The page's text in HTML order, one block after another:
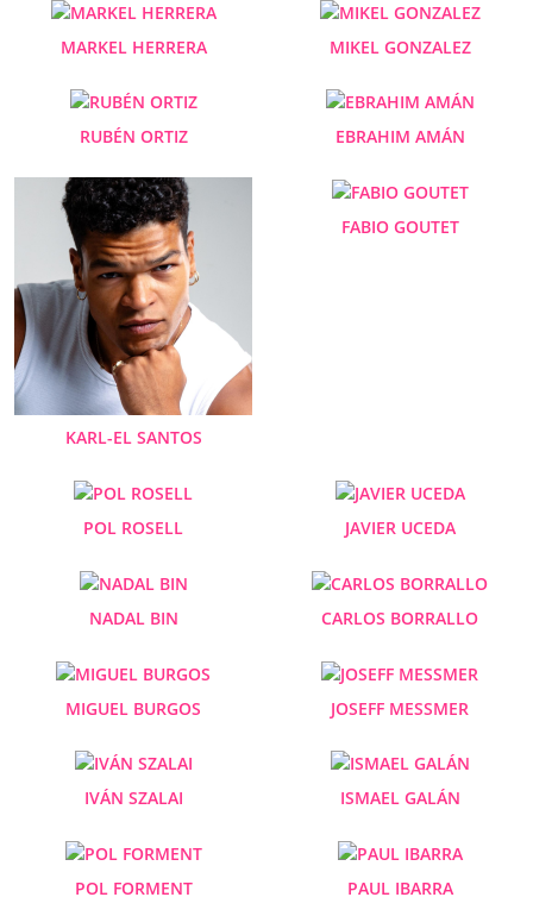
MARKEL HERRERA MIKEL GONZALEZ
RUBÉN ORTIZ EBRAHIM AMÁN
KARL-EL SANTOS
FABIO GOUTET
POL ROSELL JAVIER UCEDA
NADAL BIN CARLOS BORRALLO
MIGUEL BURGOS JOSEFF MESSMER
IVÁN SZALAI ISMAEL GALÁN
POL FORMENT PAUL IBARRA